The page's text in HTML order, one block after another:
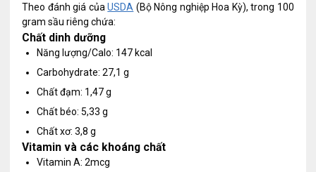
Theo đánh giá củaUSDA (Bộ Nông nghiệp Hoa Kỳ), trong 100
gram sầu riêng chứa:
Chất dinh dưỡng
Năng lượng/Calo: 147 kcal
Carbohydrate: 27,1 g
Chất đạm: 1,47 g
Chất béo: 5,33 g
Chất xơ: 3,8 g
Vitamin và các khoáng chất
Vitamin A: 2mcg